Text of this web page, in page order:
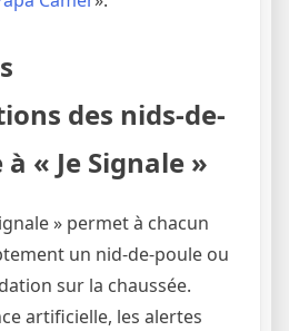
des nids-de-
« Je Signale »
» permet à chacun
un nid-de-poule ou
sur la chaussée.
artificielle, les alertes